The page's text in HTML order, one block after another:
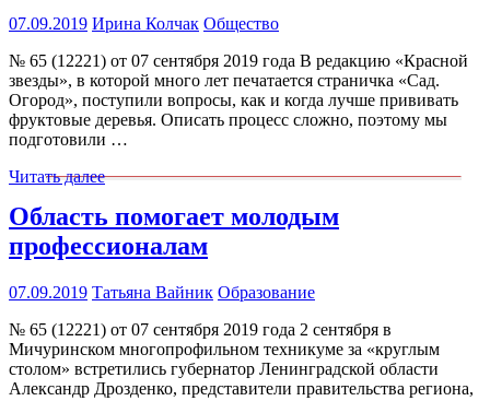
07.09.2019 Ирина Колчак Общество
№ 65 (12221) от 07 сентября 2019 года В редакцию «Красной
звезды», в которой много лет печатается страничка «Сад.
Огород», поступили вопросы, как и когда лучше прививать
фруктовые деревья. Описать процесс сложно, поэтому мы
подготовили …
Читать далее
Область помогает молодым
профессионалам
07.09.2019 Татьяна Вайник Образование
№ 65 (12221) от 07 сентября 2019 года 2 сентября в
Мичуринском многопрофильном техникуме за «круглым
столом» встретились губернатор Ленинградской области
Александр Дрозденко, представители правительства региона,